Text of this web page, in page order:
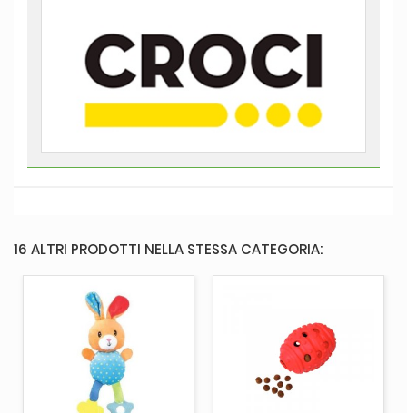
16 ALTRI PRODOTTI NELLA STESSA CATEGORIA: